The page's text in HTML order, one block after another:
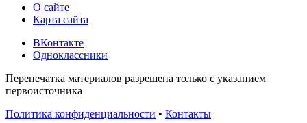
О сайте
Карта сайта
ВКонтакте
Одноклассники
Перепечатка материалов разрешена только с указанием
первоисточника
Политика конфиденциальности • Контакты